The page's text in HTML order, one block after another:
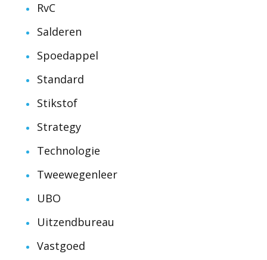
RvC
Salderen
Spoedappel
Standard
Stikstof
Strategy
Technologie
Tweewegenleer
UBO
Uitzendbureau
Vastgoed